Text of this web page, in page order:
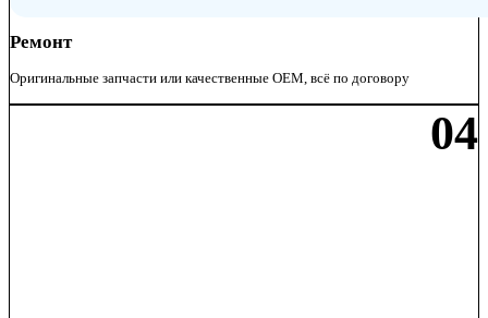
Ремонт
Оригинальные запчасти или качественные OEM, всё по договору
04